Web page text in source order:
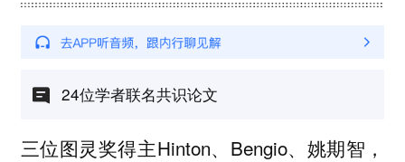
24位学者联名共识论文
三位图灵奖得主Hinton、Bengio、姚期智，